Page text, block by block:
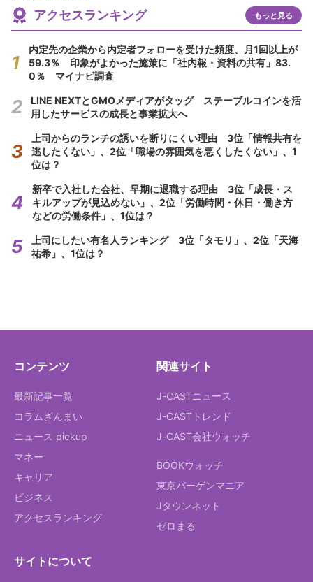
アクセスランキング もっと見る
内定先の企業から内定者フォローを受けた頻度、月1回以上が
59.3％ 印象がよかった施策に「社内報・資料の共有」83.
0％ マイナビ調査
LINE NEXTとGMOメディアがタッグ ステーブルコインを活
用したサービスの成長と事業拡大へ
上司からのランチの誘いを断りにくい理由 3位「情報共有を
逃したくない」、2位「職場の雰囲気を悪くしたくない」、1
位は？
新卒で入社した会社、早期に退職する理由 3位「成長・ス
キルアップが見込めない」、2位「労働時間・休日・働き方
などの労働条件」、1位は？
上司にしたい有名人ランキング 3位「タモリ」、2位「天海
祐希」、1位は？
コンテンツ
最新記事一覧
コラムざんまい
ニュース pickup
マネー
キャリア
ビジネス
アクセスランキング
関連サイト
J-CASTニュース
J-CASTトレンド
J-CAST会社ウォッチ
BOOKウォッチ
東京バーゲンマニア
Jタウンネット
ゼロまる
サイトについて